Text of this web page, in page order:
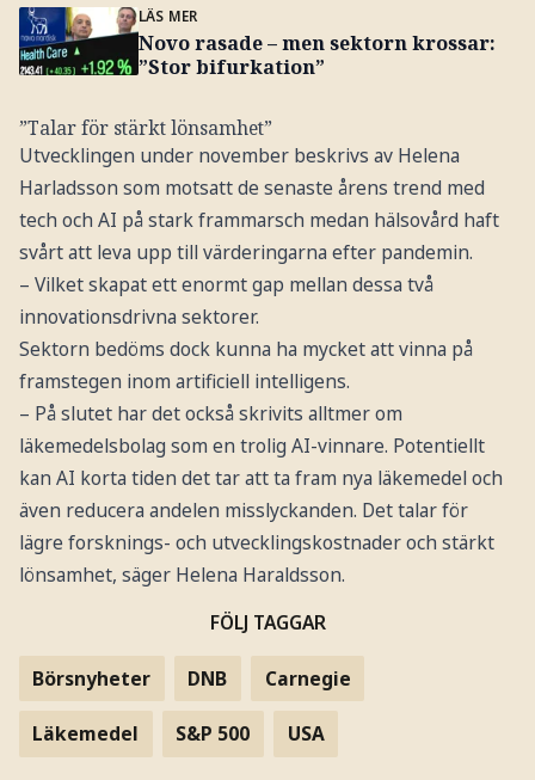
LÄS MER
Novo rasade – men sektorn krossar:
”Stor bifurkation”
”Talar för stärkt lönsamhet”
Utvecklingen under november beskrivs av Helena
Harladsson som motsatt de senaste årens trend med
tech och AI på stark frammarsch medan hälsovård haft
svårt att leva upp till värderingarna efter pandemin.
– Vilket skapat ett enormt gap mellan dessa två
innovationsdrivna sektorer.
Sektorn bedöms dock kunna ha mycket att vinna på
framstegen inom artificiell intelligens.
– På slutet har det också skrivits alltmer om
läkemedelsbolag som en trolig AI-vinnare. Potentiellt
kan AI korta tiden det tar att ta fram nya läkemedel och
även reducera andelen misslyckanden. Det talar för
lägre forsknings- och utvecklingskostnader och stärkt
lönsamhet, säger Helena Haraldsson.
FÖLJ TAGGAR
Börsnyheter DNB Carnegie
Läkemedel S&P 500 USA